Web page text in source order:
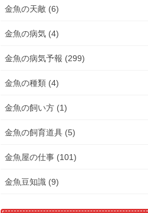
金魚の天敵 (6)
金魚の病気 (4)
金魚の病気予報 (299)
金魚の種類 (4)
金魚の飼い方 (1)
金魚の飼育道具 (5)
金魚屋の仕事 (101)
金魚豆知識 (9)